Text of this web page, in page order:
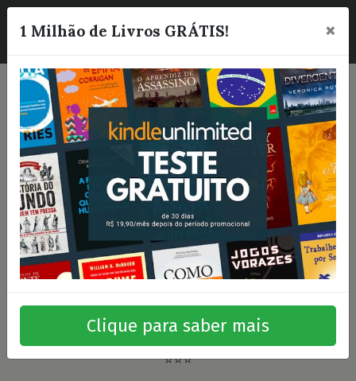
☰
⭐⭐⭐
1 Milhão de Livros GRÁTIS! ×
Clique para saber mais